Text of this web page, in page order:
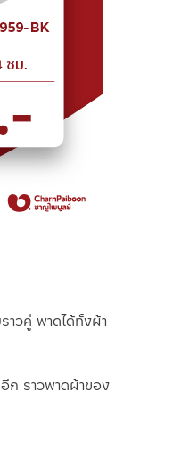
าวคู่ พาดได้ทั้งผ้า
ก ราวพาดผ้าของ